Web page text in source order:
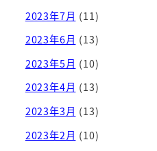
2023年7月 (11)
2023年6月 (13)
2023年5月 (10)
2023年4月 (13)
2023年3月 (13)
2023年2月 (10)